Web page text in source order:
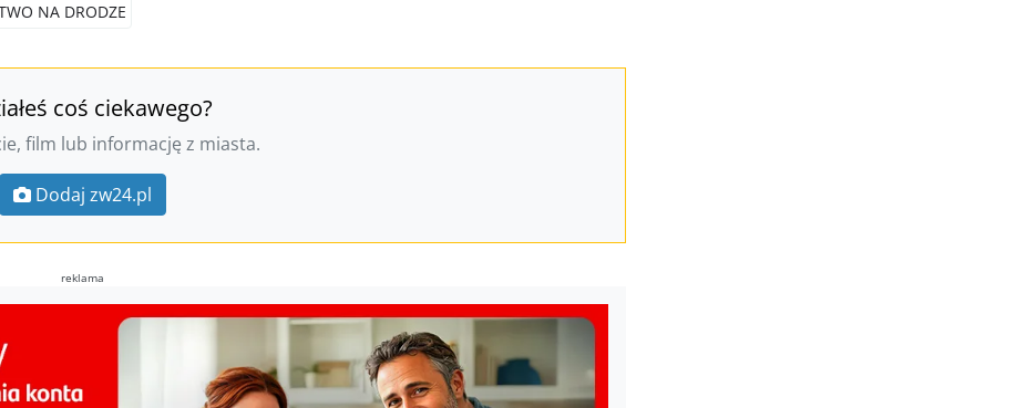
NA DRODZE
coś ciekawego?
film lub informację z miasta.
Dodaj zw24.pl
reklama